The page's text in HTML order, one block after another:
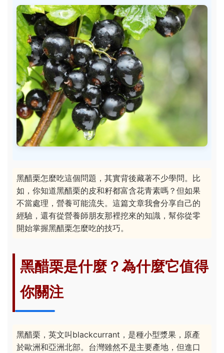
黑醋栗怎麼吃這個問題，其實背後藏著不少學問。比
如，你知道黑醋栗的皮和籽都富含花青素嗎？但如果
不當處理，營養可能流失。這篇文章我會分享自己的
經驗，還有從營養師朋友那裡挖來的知識，幫你從零
開始掌握黑醋栗怎麼吃的技巧。
黑醋栗是什麼？為什麼它值得
你關注
黑醋栗，英文叫blackcurrant，是種小型漿果，原產
於歐洲和亞洲北部。台灣雖然不是主要產地，但進口